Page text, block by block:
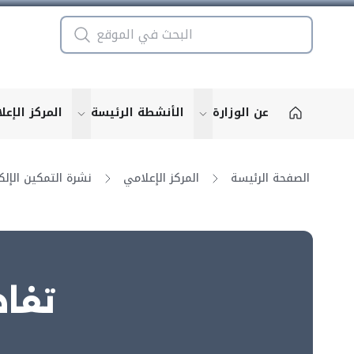
عن الوزارة show submenu for "More"
الأنشطة الرئيسة for "More"
المركز
الصفحة الرئيسة المركز الإعلامي